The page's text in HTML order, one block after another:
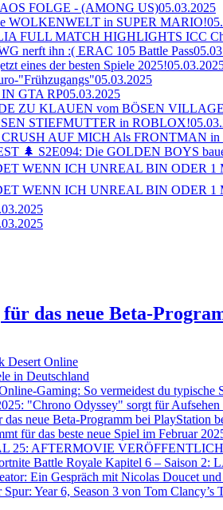
FOLGE - (AMONG US)05.03.2025
WOLKENWELT in SUPER MARIO!
FULL MATCH HIGHLIGHTS ICC
nerft ihn :( ERAC 105 Battle Pass
eines der besten Spiele 2025!
"Frühzugangs"05.03.2025
GTA RP05.03.2025
ZU KLAUEN vom BÖSEN
STIEFMUTTER in ROBLOX!
CRUSH AUF MICH Als FRONTMAN in
🌲 S2E094: Die GOLDEN BOYS
WENN ICH UNREAL BIN ODER 1
WENN ICH UNREAL BIN ODER 1
das neue Beta-
Desert Online
in Deutschland
Gaming: So vermeidest du typische
"Chrono Odyssey" sorgt für Aufsehen
neue Beta-Programm bei PlayStation
für das beste neue Spiel im Februar
25: AFTERMOVIE
Battle Royale Kapitel 6 – Saison 2:
Ein Gespräch mit Nicolas Doucet
Year 6, Season 3 von Tom